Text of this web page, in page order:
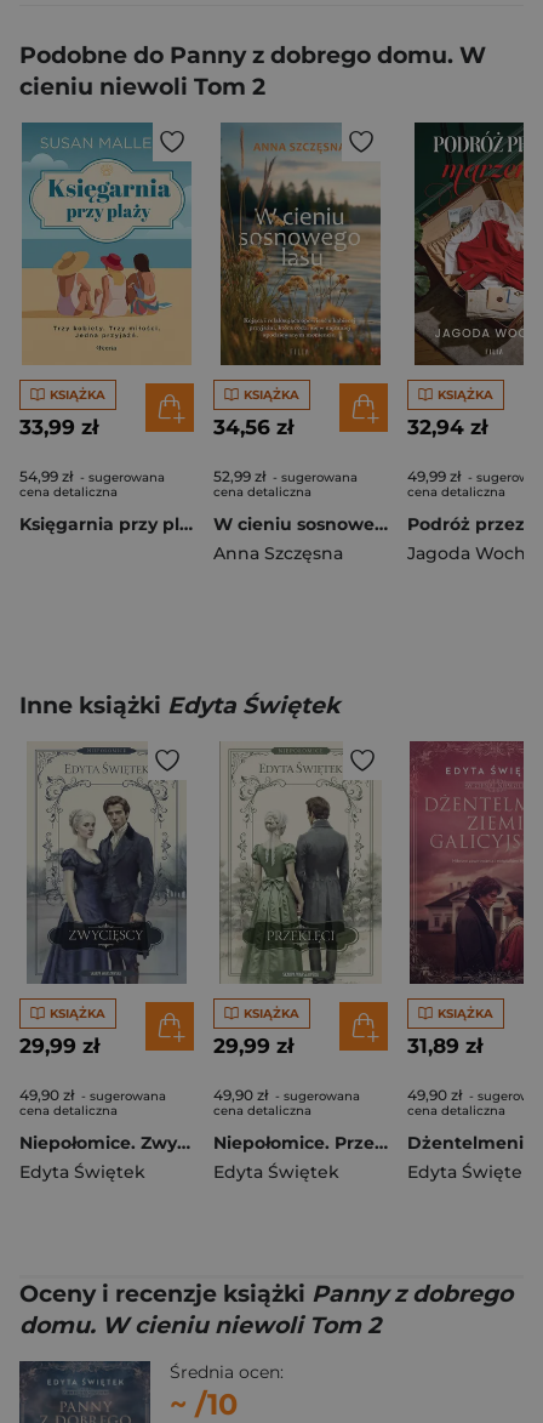
Podobne do Panny z dobrego domu. W
cieniu niewoli Tom 2
KSIĄŻKA
33,99 zł
54,99 zł - sugerowana
cena detaliczna
Księgarnia przy plaży. Trzy kobiety. Trzy miłości. Jedna przyjaźń
KSIĄŻKA
34,56 zł
52,99 zł - sugerowana
cena detaliczna
W cieniu sosnowego lasu
Anna Szczęsna
KSIĄŻKA
32,94 zł
49,99 zł -
cena detaliczna
Jagoda
Inne książki Edyta Świętek
KSIĄŻKA
29,99 zł
49,90 zł - sugerowana
cena detaliczna
Niepołomice. Zwycięscy
Edyta Świętek
KSIĄŻKA
29,99 zł
49,90 zł - sugerowana
cena detaliczna
Niepołomice. Przeklęci
Edyta Świętek
KSIĄŻKA
31,89 zł
49,90 zł -
cena detaliczna
Edyta Świętek
Oceny i recenzje książki Panny z dobrego
domu. W cieniu niewoli Tom 2
Średnia ocen:
~ /10